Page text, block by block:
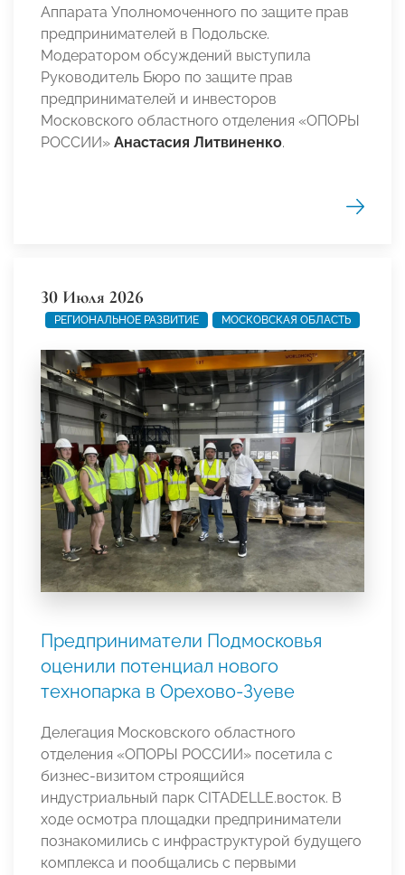
Аппарата Уполномоченного по защите прав
предпринимателей в Подольске.
Модератором обсуждений выступила
Руководитель Бюро по защите прав
предпринимателей и инвесторов
Московского областного отделения «ОПОРЫ
РОССИИ» Анастасия Литвиненко.
30 Июля 2026
РЕГИОНАЛЬНОЕ РАЗВИТИЕ МОСКОВСКАЯ ОБЛАСТЬ
Предприниматели Подмосковья
оценили потенциал нового
технопарка в Орехово-Зуеве
Делегация Московского областного
отделения «ОПОРЫ РОССИИ» посетила с
бизнес-визитом строящийся
индустриальный парк CITADELLE.восток. В
ходе осмотра площадки предприниматели
познакомились с инфраструктурой будущего
комплекса и пообщались с первыми